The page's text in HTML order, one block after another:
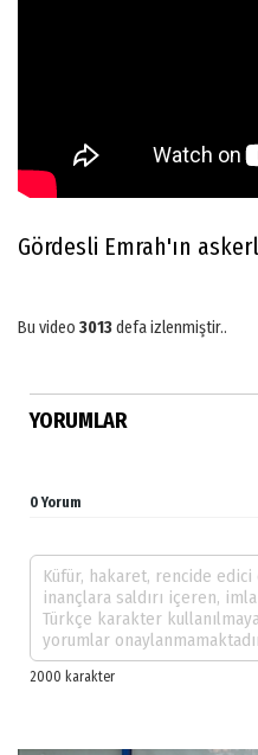
Gördesli Emrah'ın
Bu video 3013defa izlenmiştir..
YORUMLAR
0 Yorum